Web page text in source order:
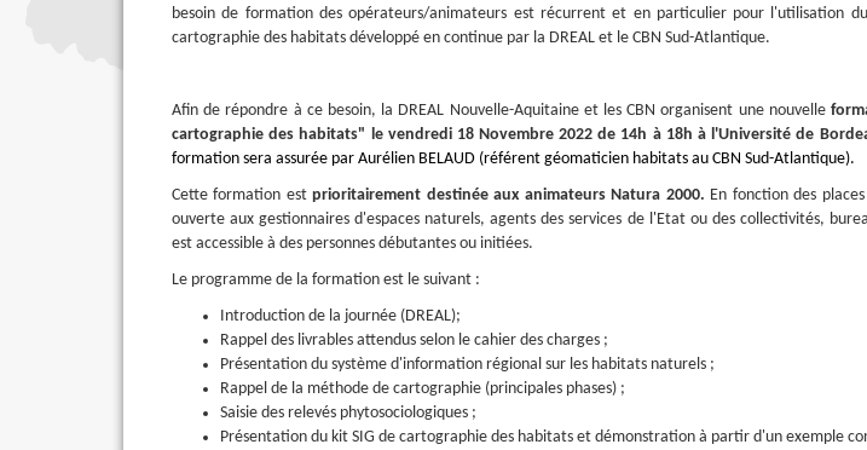
besoin de formation des opérateurs/animateurs est récurrent et en particulier pour l'utilisation
cartographie des habitats développé en continue par la DREAL et le CBN Sud-Atlantique.
Afin de répondre à ce besoin, la DREAL Nouvelle-Aquitaine et les CBN organisent une nouvelle
cartographie des habitats" le vendredi 18 Novembre 2022 de 14h à 18h à l'Université de
formation sera assurée par Aurélien BELAUD (référent géomaticien habitats au CBN Sud-Atlantique).
Cette formation est prioritairement destinée aux animateurs Natura 2000. En fonction des
ouverte aux gestionnaires d'espaces naturels, agents des services de l'Etat ou des collectivités,
est accessible à des personnes débutantes ou initiées.
Le programme de la formation est le suivant :
Introduction de la journée (DREAL);
Rappel des livrables attendus selon le cahier des charges ;
Présentation du système d'information régional sur les habitats naturels ;
Rappel de la méthode de cartographie (principales phases) ;
Saisie des relevés phytosociologiques ;
Présentation du kit SIG de cartographie des habitats et démonstration à partir d'un exemple